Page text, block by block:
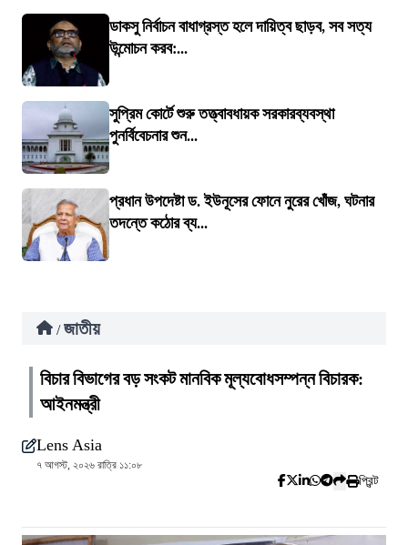
ডাকসু নির্বাচন বাধাগ্রস্ত হলে দায়িত্ব ছাড়ব, সব সত্য
উন্মোচন করব:...
সুপ্রিম কোর্টে শুরু তত্ত্বাবধায়ক সরকারব্যবস্থা
পুনর্বিবেচনার শুন...
প্রধান উপদেষ্টা ড. ইউনূসের ফোনে নুরের খোঁজ, ঘটনার
তদন্তে কঠোর ব্য...
/ জাতীয়
বিচার বিভাগের বড় সংকট মানবিক মূল্যবোধসম্পন্ন বিচারক:
আইনমন্ত্রী
Lens Asia
৭ আগস্ট, ২০২৬ রাত্রি ১১:০৮
প্রিন্ট